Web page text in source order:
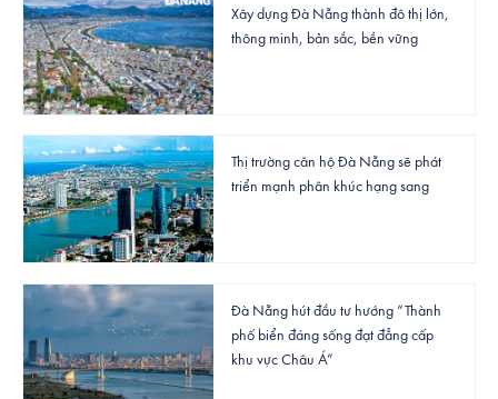
Xây dựng Đà Nẵng thành đô thị lớn,
thông minh, bản sắc, bền vững
Thị trường căn hộ Đà Nẵng sẽ phát
triển mạnh phân khúc hạng sang
Đà Nẵng hút đầu tư hướng “Thành
phố biển đáng sống đạt đẳng cấp
khu vực Châu Á”